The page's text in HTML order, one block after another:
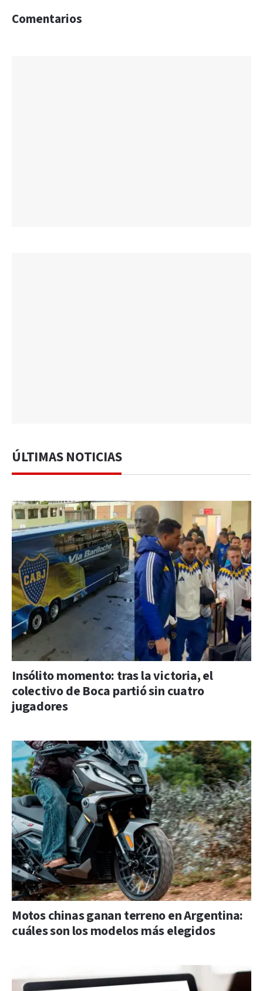
Comentarios
ÚLTIMAS NOTICIAS
Insólito momento: tras la victoria, el
colectivo de Boca partió sin cuatro
jugadores
Motos chinas ganan terreno en Argentina:
cuáles son los modelos más elegidos